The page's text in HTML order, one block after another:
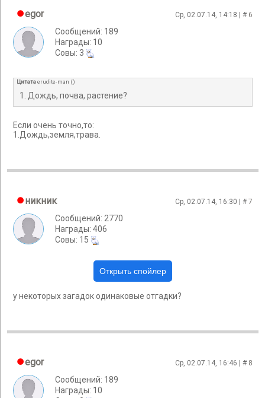
egor Ср, 02.07.14, 14:18 | # 6
Сообщений: 189
Награды: 10
Cовы: 3
Цитатаerudite-man ()
1. Дождь, почва, растение?
Если очень точно,то:
1.Дождь,земля,трава.
никник Ср, 02.07.14, 16:30 | #7
Сообщений: 2770
Награды: 406
Cовы: 15
у некоторых загадок одинаковые отгадки?
egor Ср, 02.07.14, 16:46 | # 8
Сообщений: 189
Награды: 10